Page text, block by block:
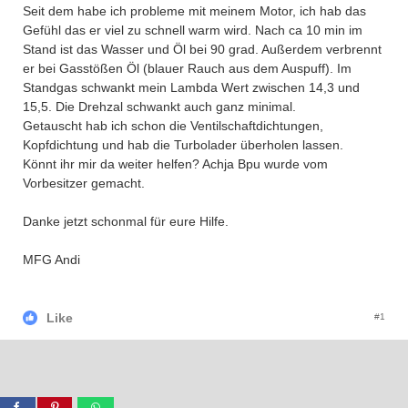
Seit dem habe ich probleme mit meinem Motor, ich hab das
Gefühl das er viel zu schnell warm wird. Nach ca 10 min im
Stand ist das Wasser und Öl bei 90 grad. Außerdem verbrennt
er bei Gasstößen Öl (blauer Rauch aus dem Auspuff). Im
Standgas schwankt mein Lambda Wert zwischen 14,3 und
15,5. Die Drehzal schwankt auch ganz minimal.
Getauscht hab ich schon die Ventilschaftdichtungen,
Kopfdichtung und hab die Turbolader überholen lassen.
Könnt ihr mir da weiter helfen? Achja Bpu wurde vom
Vorbesitzer gemacht.
Danke jetzt schonmal für eure Hilfe.
MFG Andi
Like #1